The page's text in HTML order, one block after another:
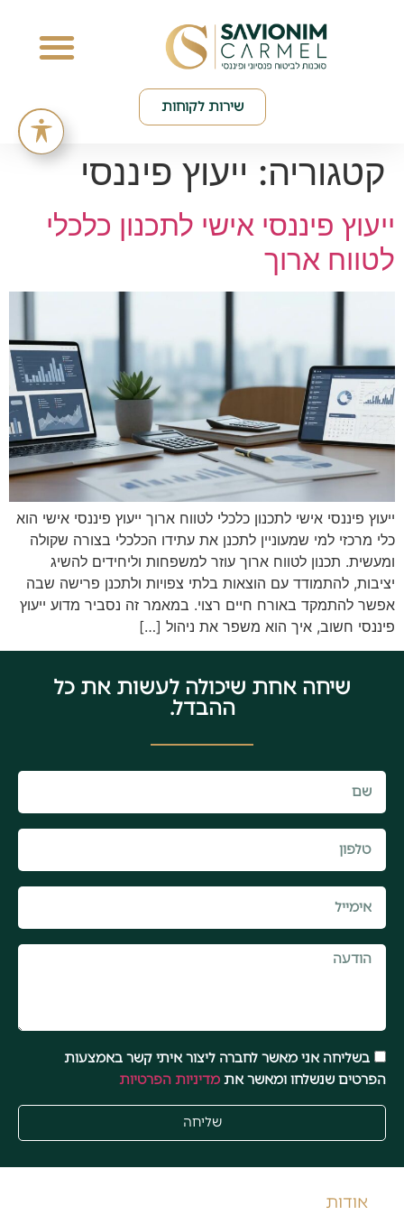
שירות לקוחות
קטגוריה: ייעוץ פיננסי
ייעוץ פיננסי אישי לתכנון כלכלי
לטווח ארוך
ייעוץ פיננסי אישי לתכנון כלכלי לטווח ארוך ייעוץ פיננסי אישי הוא
כלי מרכזי למי שמעוניין לתכנן את עתידו הכלכלי בצורה שקולה
ומעשית. תכנון לטווח ארוך עוזר למשפחות וליחידים להשיג
יציבות, להתמודד עם הוצאות בלתי צפויות ולתכנן פרישה שבה
אפשר להתמקד באורח חיים רצוי. במאמר זה נסביר מדוע ייעוץ
פיננסי חשוב, איך הוא משפר את ניהול […]
שיחה אחת שיכולה לעשות את כל
ההבדל.
בשליחה אני מאשר לחברה ליצור איתי קשר באמצעות
הפרטים שנשלחו ומאשר את מדיניות הפרטיות
שליחה
אודות